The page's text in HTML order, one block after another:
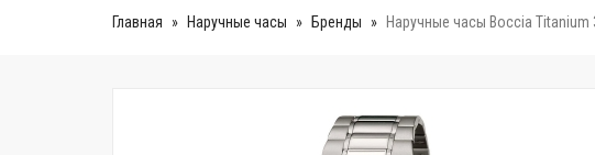
Главная Наручные часы Бренды Наручные часы Boccia Titanium